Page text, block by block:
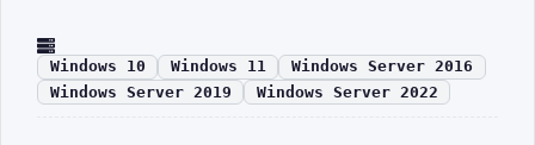
Windows 10 Windows 11
Windows Server 2016
Windows Server 2019
Windows Server 2022